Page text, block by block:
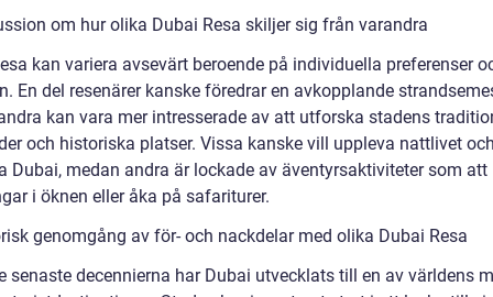
om hur olika Dubai Resa skiljer sig från varandra
kan variera avsevärt beroende på individuella preferenser
En del resenärer kanske föredrar en avkopplande
kan vara mer intresserade av att utforska stadens
och historiska platser. Vissa kanske vill uppleva nattlivet
Dubai, medan andra är lockade av äventyrsaktiviteter som att
i öknen eller åka på safariturer.
genomgång av för- och nackdelar med olika Dubai Resa
senaste decennierna har Dubai utvecklats till en av världens